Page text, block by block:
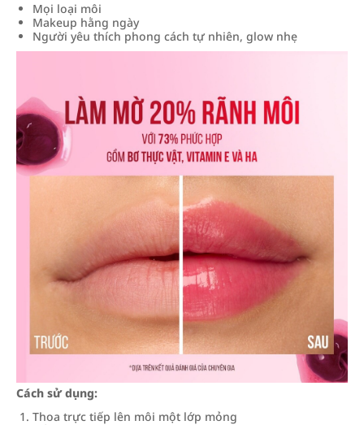
Mọi loại môi
Makeup hằng ngày
Người yêu thích phong cách tự nhiên, glow nhẹ
Cách sử dụng:
Thoa trực tiếp lên môi một lớp mỏng